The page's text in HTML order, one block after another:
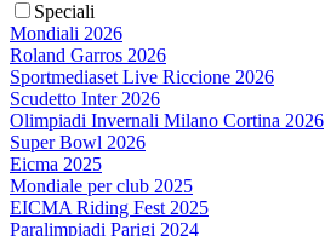
Speciali
Mondiali 2026
Roland Garros 2026
Sportmediaset Live Riccione 2026
Scudetto Inter 2026
Olimpiadi Invernali Milano Cortina 2026
Super Bowl 2026
Eicma 2025
Mondiale per club 2025
EICMA Riding Fest 2025
Paralimpiadi Parigi 2024